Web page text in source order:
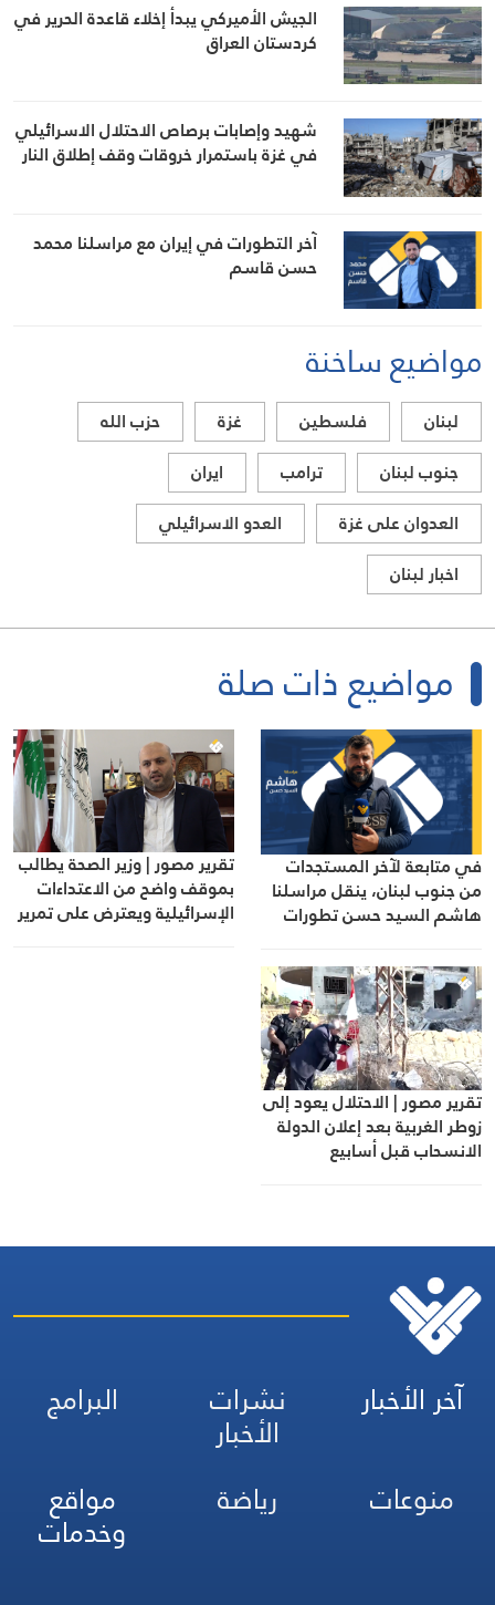
الجيش الأميركي يبدأ إخلاء قاعدة الحرير في
كردستان العراق
شهيد وإصابات برصاص الاحتلال الاسرائيلي
في غزة باستمرار خروقات وقف إطلاق النار
آخر التطورات في إيران مع مراسلنا محمد
حسن قاسم
مواضيع ساخنة
لبنان فلسطين غزة
حزب الله
جنوب لبنان
ترامب
ايران
العدوان على غزة
العدو الاسرائيلي
اخبار لبنان
مواضيع ذات صلة
في متابعة لآخر المستجدات
من جنوب لبنان، ينقل مراسلنا
هاشم السيد حسن تطورات
تقرير مصور | وزير الصحة يطالب
بموقف واضح من الاعتداءات
الإسرائيلية ويعترض على تمرير
تقرير مصور | الاحتلال يعود إلى
زوطر الغربية بعد إعلان الدولة
الانسحاب قبل أسابيع
آخر الأخبار نشرات
الأخبار
البرامج
منوعات
رياضة مواقع
وخدمات